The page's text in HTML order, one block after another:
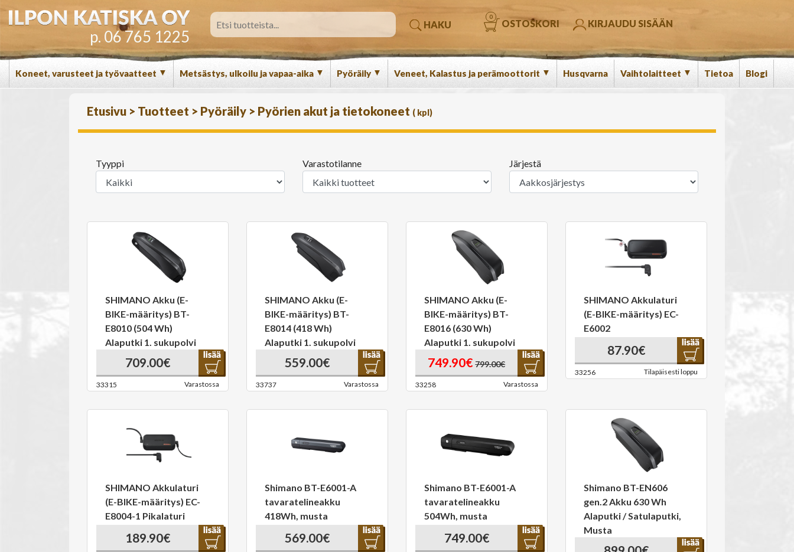
p. 06 765 1225
HAKU OSTOSKORI
0
KIRJAUDU SISÄÄN
Koneet, varusteet ja työvaatteet ▼ Metsästys, ulkoilu ja vapaa-aika ▼ Pyöräily ▼ Veneet, Kalastus ja perämoottorit ▼ Husqvarna Vaihtolaitteet ▼ Tietoa Blogi
Etusivu > Tuotteet > Pyöräily > Pyörien akut ja tietokoneet ( kpl)
Tyyppi Varastotilanne Järjestä
SHIMANO Akku (E-
BIKE-määritys) BT-
E8010 (504 Wh)
Alaputki 1. sukupolvi
709.00€
33315 Varastossa
SHIMANO Akku (E-
BIKE-määritys) BT-
E8014 (418 Wh)
Alaputki 1. sukupolvi
559.00€
33737 Varastossa
SHIMANO Akku (E-
BIKE-määritys) BT-
E8016 (630 Wh)
Alaputki 1. sukupolvi
749.90€ 799.00€
33258 Varastossa
SHIMANO Akkulaturi
(E-BIKE-määritys) EC-
E6002
87.90€
33256 Tilapäisesti loppu
SHIMANO Akkulaturi
(E-BIKE-määritys) EC-
E8004-1 Pikalaturi
189.90€
Shimano BT-E6001-A
tavaratelineakku
418Wh, musta
569.00€
Shimano BT-E6001-A
tavaratelineakku
504Wh, musta
749.00€
Shimano BT-EN606
gen.2 Akku 630 Wh
Alaputki / Satulaputki,
Musta